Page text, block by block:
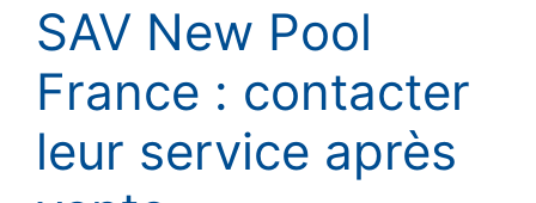
SAV New Pool
France : contacter
leur service après